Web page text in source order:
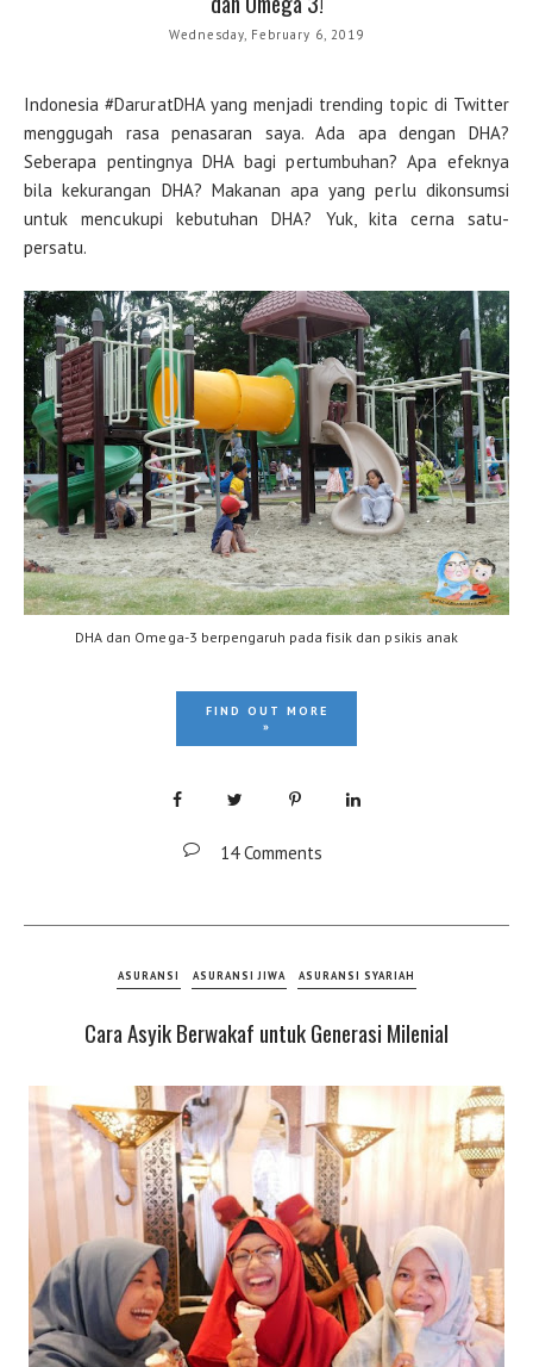
Wednesday, February 6, 2019
Indonesia #DaruratDHA yang menjadi trending topic di Twitter
menggugah rasa penasaran saya. Ada apa dengan DHA?
Seberapa pentingnya DHA bagi pertumbuhan? Apa efeknya
bila kekurangan DHA? Makanan apa yang perlu dikonsumsi
untuk mencukupi kebutuhan DHA? Yuk, kita cerna satu-
persatu.
DHA dan Omega-3 berpengaruh pada fisik dan psikis anak
FIND OUT MORE
»
14 Comments
ASURANSI ASURANSI JIWA ASURANSI SYARIAH
Cara Asyik Berwakaf untuk Generasi Milenial